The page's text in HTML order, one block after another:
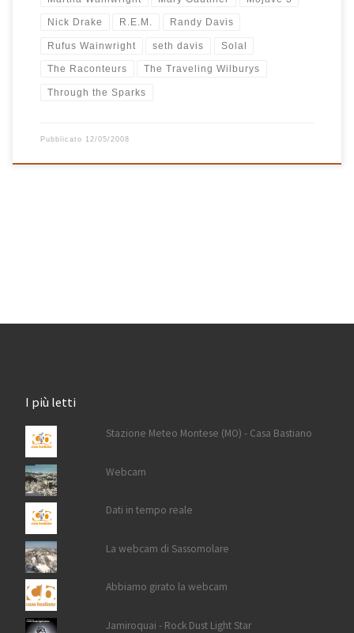
Nick Drake R.E.M. Randy Davis
Rufus Wainwright seth davis Solal
The Raconteurs The Traveling Wilburys
Through the Sparks
Pubblicato 12/05/2008
I più letti
Stazione Meteo Montese (MO) - Casa Bastiano
Webcam
Dati in tempo reale
La webcam di Sassomolare
Abbiamo girato la webcam
Jamiroquai - Rock Dust Light Star